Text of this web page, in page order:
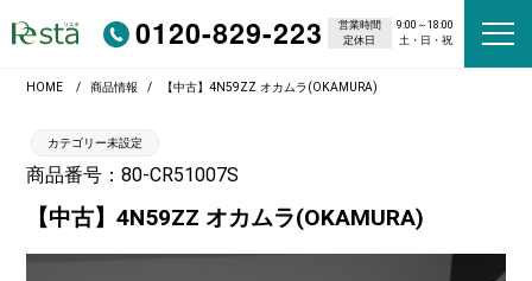
0120-829-223 営業時間
9:00～18:00
定休日
土・日・祝
HOME 商品情報 【中古】4N59ZZ オカムラ(OKAMURA)
カテゴリー未設定
商品番号：80-CR51007S
【中古】4N59ZZ オカムラ(OKAMURA)